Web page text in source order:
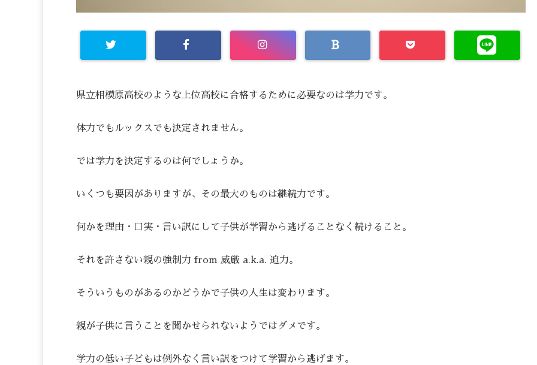
県立相模原高校のような上位高校に合格するために必要なのは学力です。
体力でもルックスでも決定されません。
では学力を決定するのは何でしょうか。
いくつも要因がありますが、その最大のものは継続力です。
何かを理由・口実・言い訳にして子供が学習から逃げることなく続けること。
それを許さない親の強制力 from 威厳 a.k.a. 迫力。
そういうものがあるのかどうかで子供の人生は変わります。
親が子供に言うことを聞かせられないようではダメです。
学力の低い子どもは例外なく言い訳をつけて学習から逃げます。